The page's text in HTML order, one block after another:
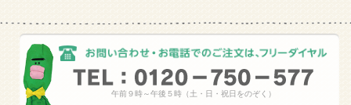
午前９時～午後５時（土・日・祝日をのぞく）